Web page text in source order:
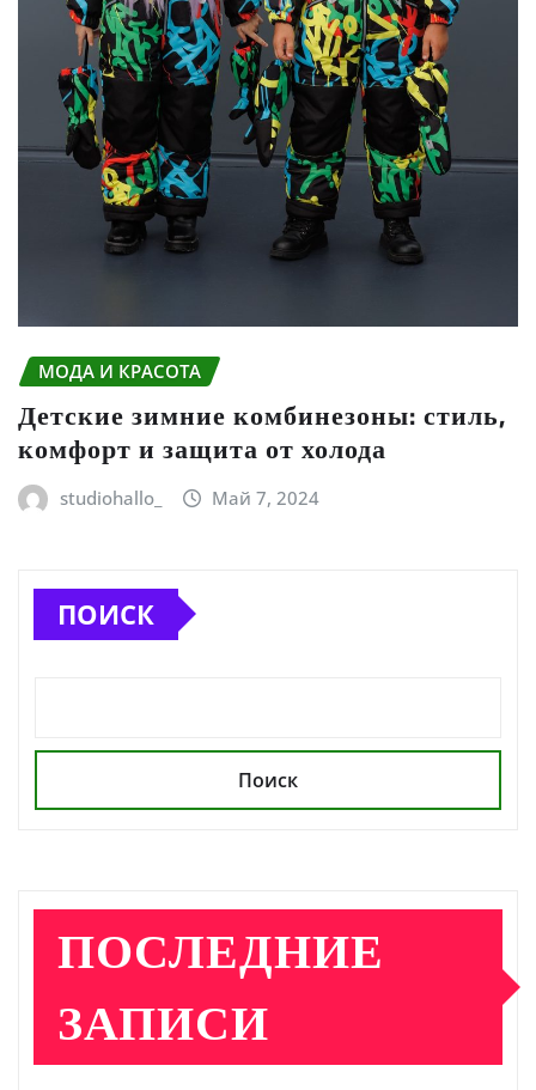
МОДА И КРАСОТА
Детские зимние комбинезоны: стиль,
комфорт и защита от холода
studiohallo_ Май 7, 2024
ПОИСК
Поиск
ПОСЛЕДНИЕ
ЗАПИСИ